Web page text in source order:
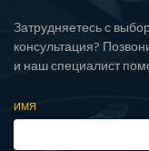
Затрудняетесь с
консультация?
и наш специалист
ИМЯ